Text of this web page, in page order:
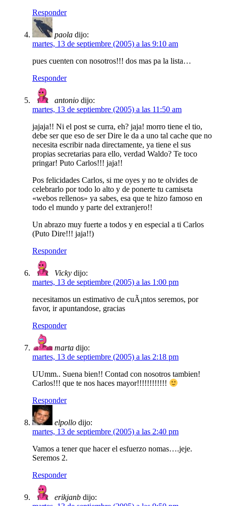
Responder
paola dijo:
martes, 13 de septiembre (2005) a las 9:10 am
pues cuenten con nosotros!!! dos mas pa la lista…
Responder
antonio dijo:
martes, 13 de septiembre (2005) a las 11:50 am
jajaja!! Ni el post se curra, eh? jaja! morro tiene el tio,
debe ser que eso de ser Dire le da a uno tal cache que no
necesita escribir nada directamente, ya tiene el sus
propias secretarias para ello, verdad Waldo? Te toco
pringar! Puto Carlos!!! jaja!!
Pos felicidades Carlos, si me oyes y no te olvides de
celebrarlo por todo lo alto y de ponerte tu camiseta
«webos rellenos» ya sabes, esa que te hizo famoso en
todo el mundo y parte del extranjero!!
Un abrazo muy fuerte a todos y en especial a ti Carlos
(Puto Dire!!! jaja!!)
Responder
Vicky dijo:
martes, 13 de septiembre (2005) a las 1:00 pm
necesitamos un estimativo de cuÃ¡ntos seremos, por
favor, ir apuntandose, gracias
Responder
marta dijo:
martes, 13 de septiembre (2005) a las 2:18 pm
UUmm.. Suena bien!! Contad con nosotros tambien!
Carlos!!! que te nos haces mayor!!!!!!!!!!!!
Responder
elpollo dijo:
martes, 13 de septiembre (2005) a las 2:40 pm
Vamos a tener que hacer el esfuerzo nomas….jeje.
Seremos 2.
Responder
erikjanb dijo: